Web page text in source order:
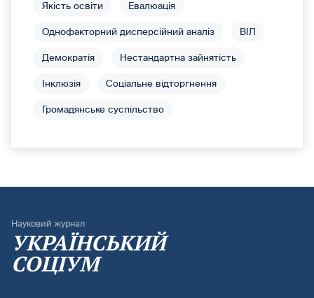
Якість освіти Евалюація
Однофакторний дисперсійний аналіз ВІЛ
Демократія Нестандартна зайнятість
Інклюзія Соціальне відторгнення
Громадянське суспільство
Науковий журнал
УКРАЇНСЬКИЙ
СОЦІУМ